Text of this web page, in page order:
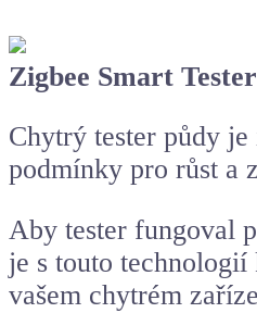
Zigbee Smart
Chytrý tester půdy
podmínky pro růst a
Aby tester fungoval
je s touto
vašem chytrém